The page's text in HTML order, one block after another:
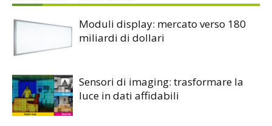
Moduli display: mercato verso 180
miliardi di dollari
Sensori di imaging: trasformare la
luce in dati affidabili